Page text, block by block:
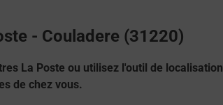
- Couladere (31220)
La Poste ou utilisez l'outil de
de chez vous.